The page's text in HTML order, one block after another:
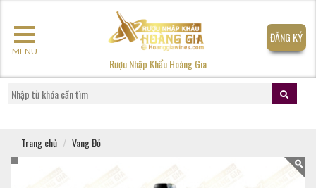
MENU
Rượu Nhập Khẩu Hoàng Gia
ĐĂNG KÝ
Trang chủ Vang Đỏ